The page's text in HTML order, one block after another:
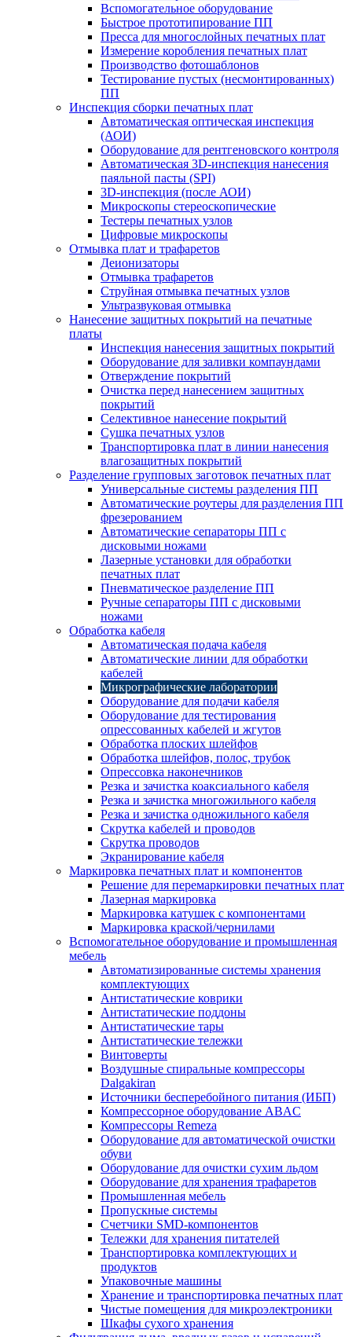
Вспомогательное оборудование
Быстрое прототипирование ПП
Пресса для многослойных печатных плат
Измерение коробления печатных плат
Производство фотошаблонов
Тестирование пустых (несмонтированных)
ПП
Инспекция сборки печатных плат
Автоматическая оптическая инспекция
(АОИ)
Оборудование для рентгеновского контроля
Автоматическая 3D-инспекция нанесения
паяльной пасты (SPI)
3D-инспекция (после АОИ)
Микроскопы стереоскопические
Тестеры печатных узлов
Цифровые микроскопы
Отмывка плат и трафаретов
Деионизаторы
Отмывка трафаретов
Струйная отмывка печатных узлов
Ультразвуковая отмывка
Нанесение защитных покрытий на печатные
платы
Инспекция нанесения защитных покрытий
Оборудование для заливки компаундами
Отверждение покрытий
Очистка перед нанесением защитных
покрытий
Селективное нанесение покрытий
Сушка печатных узлов
Транспортировка плат в линии нанесения
влагозащитных покрытий
Разделение групповых заготовок печатных плат
Универсальные системы разделения ПП
Автоматические роутеры для разделения ПП
фрезерованием
Автоматические сепараторы ПП с
дисковыми ножами
Лазерные установки для обработки
печатных плат
Пневматическое разделение ПП
Ручные сепараторы ПП с дисковыми
ножами
Обработка кабеля
Автоматическая подача кабеля
Автоматические линии для обработки
кабелей
Микрографические лаборатории
Оборудование для подачи кабеля
Оборудование для тестирования
опрессованных кабелей и жгутов
Обработка плоских шлейфов
Обработка шлейфов, полос, трубок
Опрессовка наконечников
Резка и зачистка коаксиального кабеля
Резка и зачистка многожильного кабеля
Резка и зачистка одножильного кабеля
Скрутка кабелей и проводов
Скрутка проводов
Экранирование кабеля
Маркировка печатных плат и компонентов
Решение для перемаркировки печатных плат
Лазерная маркировка
Маркировка катушек с компонентами
Маркировка краской/чернилами
Вспомогательное оборудование и промышленная
мебель
Автоматизированные системы хранения
комплектующих
Антистатические коврики
Антистатические поддоны
Антистатические тары
Антистатические тележки
Винтоверты
Воздушные спиральные компрессоры
Dalgakiran
Источники бесперебойного питания (ИБП)
Компрессорное оборудование ABAC
Компрессоры Remeza
Оборудование для автоматической очистки
обуви
Оборудование для очистки сухим льдом
Оборудование для хранения трафаретов
Промышленная мебель
Пропускные системы
Счетчики SMD-компонентов
Тележки для xранения питателей
Транспортировка комплектующих и
продуктов
Упаковочные машины
Хранение и транспортировка печатных плат
Чистые помещения для микроэлектроники
Шкафы сухого хранения